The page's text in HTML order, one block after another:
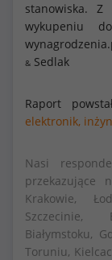
stanowiska.
wykupeniu
& Sedlak
Raport
elektronik,
Nasi
przekazujące
Krakowie,
Szczecinie,
Białymstoku,
Toruniu,